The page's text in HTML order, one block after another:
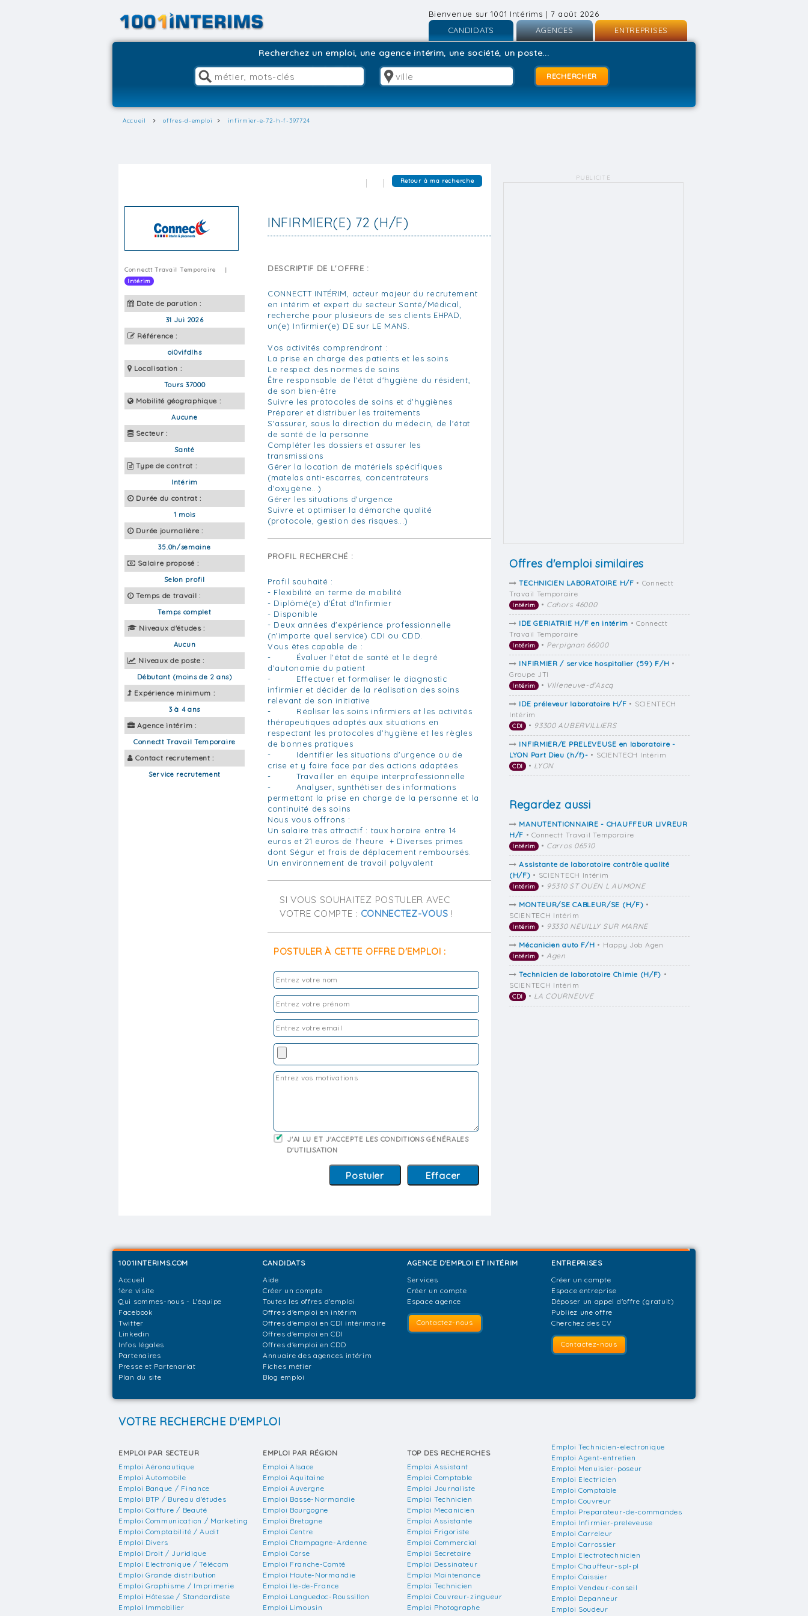
Bienvenue sur 1001 Intérims | 7 août 2026
CANDIDATS
Inscription
AGENCES
Inscription
Connexion
ENTREPRISES
Recherchez un emploi, une agence intérim, une société, un poste...
Accueil offres-d-emploi infirmier-e-72-h-f-397724
Retour à ma recherche
INFIRMIER(E) 72 (H/F)
Connectt Travail Temporaire
|
Intérim
Date de parution :
31 Jui 2026
Référence :
oi0vifdlhs
Localisation :
Tours 37000
Mobilité géographique :
Aucune
Secteur :
Santé
Type de contrat :
Intérim
Durée du contrat :
1 mois
Durée journalière :
35.0h/semaine
Salaire proposé :
Selon profil
Temps de travail :
Temps complet
Niveaux d'études :
Aucun
Niveaux de poste :
Débutant (moins de 2 ans)
Expérience minimum :
3 à 4 ans
Agence intérim :
Connectt Travail Temporaire
Contact recrutement :
Service recrutement
DESCRIPTIF DE L'OFFRE :
CONNECTT INTÉRIM, acteur majeur du recrutement
en intérim et expert du secteur Santé/Médical,
recherche pour plusieurs de ses clients EHPAD,
un(e) Infirmier(e) DE sur LE MANS.
Vos activités comprendront :
La prise en charge des patients et les soins
Le respect des normes de soins
Être responsable de l'état d'hygiène du résident,
de son bien-être
Suivre les protocoles de soins et d'hygiènes
Préparer et distribuer les traitements
S'assurer, sous la direction du médecin, de l'état
de santé de la personne
Compléter les dossiers et assurer les
transmissions
Gérer la location de matériels spécifiques
(matelas anti-escarres, concentrateurs
d'oxygène...)
Gérer les situations d'urgence
Suivre et optimiser la démarche qualité
(protocole, gestion des risques...)
PROFIL RECHERCHÉ :
Profil souhaité :
- Flexibilité en terme de mobilité
- Diplômé(e) d'État d'Infirmier
- Disponible
- Deux années d'expérience professionnelle
(n'importe quel service) CDI ou CDD.
Vous êtes capable de :
- Évaluer l'état de santé et le degré
d'autonomie du patient
- Effectuer et formaliser le diagnostic
infirmier et décider de la réalisation des soins
relevant de son initiative
- Réaliser les soins infirmiers et les activités
thérapeutiques adaptés aux situations en
respectant les protocoles d'hygiène et les règles
de bonnes pratiques
- Identifier les situations d'urgence ou de
crise et y faire face par des actions adaptées
- Travailler en équipe interprofessionnelle
- Analyser, synthétiser des informations
permettant la prise en charge de la personne et la
continuité des soins
Nous vous offrons :
Un salaire très attractif : taux horaire entre 14
euros et 21 euros de l'heure + Diverses primes
dont Ségur et frais de déplacement remboursés.
Un environnement de travail polyvalent
SI VOUS SOUHAITEZ POSTULER AVEC
VOTRE COMPTE : CONNECTEZ-VOUS !
POSTULER À CETTE OFFRE D'EMPLOI :
J'AI LU ET J'ACCEPTE LES CONDITIONS GÉNÉRALES
D'UTILISATION
PUBLICITÉ
Offres d'emploi similaires
TECHNICIEN LABORATOIRE H/F • Connectt
Travail Temporaire
Intérim • Cahors 46000
IDE GERIATRIE H/F en intérim • Connectt
Travail Temporaire
Intérim • Perpignan 66000
INFIRMIER / service hospitalier (59) F/H •
Groupe JTI
Intérim • Villeneuve-d'Ascq
IDE préleveur laboratoire H/F • SCIENTECH
Intérim
CDI • 93300 AUBERVILLIERS
INFIRMIER/E PRELEVEUSE en laboratoire -
LYON Part Dieu (h/f)- • SCIENTECH Intérim
CDI • LYON
Regardez aussi
MANUTENTIONNAIRE - CHAUFFEUR LIVREUR
H/F • Connectt Travail Temporaire
Intérim • Carros 06510
Assistante de laboratoire contrôle qualité
(H/F) • SCIENTECH Intérim
Intérim • 95310 ST OUEN L AUMONE
MONTEUR/SE CABLEUR/SE (H/F) •
SCIENTECH Intérim
Intérim • 93330 NEUILLY SUR MARNE
Mécanicien auto F/H • Happy Job Agen
Intérim •Agen
Technicien de laboratoire Chimie (H/F) •
SCIENTECH Intérim
CDI • LA COURNEUVE
1001INTERIMS.COM
Accueil
1ère visite
Qui sommes-nous - L'équipe
Facebook
Twitter
Linkedin
Infos légales
Partenaires
Presse et Partenariat
Plan du site
CANDIDATS
Aide
Créer un compte
Toutes les offres d'emploi
Offres d'emploi en intérim
Offres d'emploi en CDI intérimaire
Offres d'emploi en CDI
Offres d'emploi en CDD
Annuaire des agences intérim
Fiches métier
Blog emploi
AGENCE D'EMPLOI ET INTÉRIM
Services
Créer un compte
Espace agence
Contactez-nous
ENTREPRISES
Créer un compte
Espace entreprise
Déposer un appel d'offre (gratuit)
Publiez une offre
Cherchez des CV
Contactez-nous
VOTRE RECHERCHE D'EMPLOI
EMPLOI PAR SECTEUR
Emploi Aéronautique
Emploi Automobile
Emploi Banque / Finance
Emploi BTP / Bureau d'études
Emploi Coiffure / Beauté
Emploi Communication / Marketing
Emploi Comptabilité / Audit
Emploi Divers
Emploi Droit / Juridique
Emploi Electronique / Télécom
Emploi Grande distribution
Emploi Graphisme / Imprimerie
Emploi Hôtesse / Standardiste
Emploi Immobilier
EMPLOI PAR RÉGION
Emploi Alsace
Emploi Aquitaine
Emploi Auvergne
Emploi Basse-Normandie
Emploi Bourgogne
Emploi Bretagne
Emploi Centre
Emploi Champagne-Ardenne
Emploi Corse
Emploi Franche-Comté
Emploi Haute-Normandie
Emploi Ile-de-France
Emploi Languedoc-Roussillon
Emploi Limousin
TOP DES RECHERCHES
Emploi Assistant
Emploi Comptable
Emploi Journaliste
Emploi Technicien
Emploi Mecanicien
Emploi Assistante
Emploi Frigoriste
Emploi Commercial
Emploi Secretaire
Emploi Dessinateur
Emploi Maintenance
Emploi Technicien
Emploi Couvreur-zingueur
Emploi Photographe
Emploi Technicien-electronique
Emploi Agent-entretien
Emploi Menuisier-poseur
Emploi Electricien
Emploi Comptable
Emploi Couvreur
Emploi Preparateur-de-commandes
Emploi Infirmier-preleveuse
Emploi Carreleur
Emploi Carrossier
Emploi Electrotechnicien
Emploi Chauffeur-spl-pl
Emploi Caissier
Emploi Vendeur-conseil
Emploi Depanneur
Emploi Soudeur